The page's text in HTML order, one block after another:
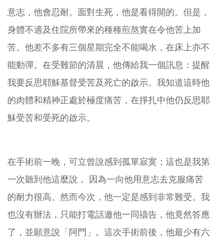
意志，他會忍耐。面對生死，他是看得開的。但是，
身體不適及住院所帶來的種種煎熬實在令他苦上加
苦。他差不多有三個星期完全不能喝水，在床上亦不
能動彈。在受難節的清晨，他傳給我一個訊息：提醒
我要反思耶穌基督受苦及死亡的啟示。我知道這時他
的肉體和精神正處於極度痛苦，在掙扎中他仍反思耶
穌受苦和受死的啟示。
在手術前一晚，可立曾說感到孤單寂寞；這也是我第
一次聽到他這麼說， 因為一向他用意志去克服痛苦
的耐力很高。然而今次，他一定是感到非常難受。我
也沒有辦法，只能打電話邀他一同禱告，他竟然答應
了，並願意說「阿門」。這次手術前後，他最少有六